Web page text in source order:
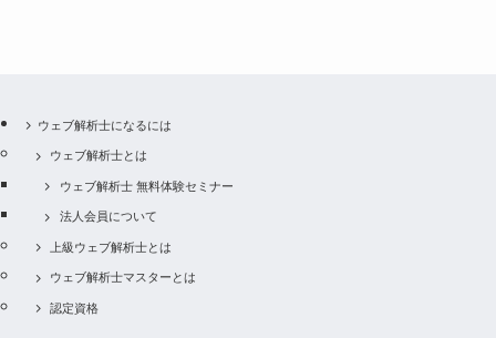
ウェブ解析士になるには
ウェブ解析士とは
ウェブ解析士 無料体験セミナー
法人会員について
上級ウェブ解析士とは
ウェブ解析士マスターとは
認定資格